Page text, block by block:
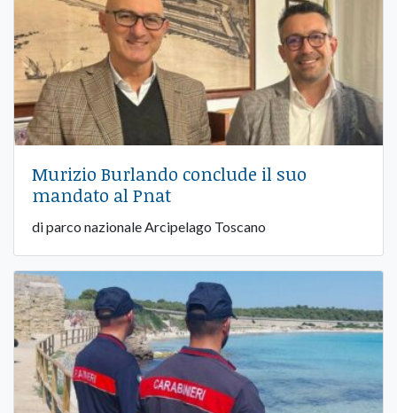
Murizio Burlando conclude il suo
mandato al Pnat
di parco nazionale Arcipelago Toscano